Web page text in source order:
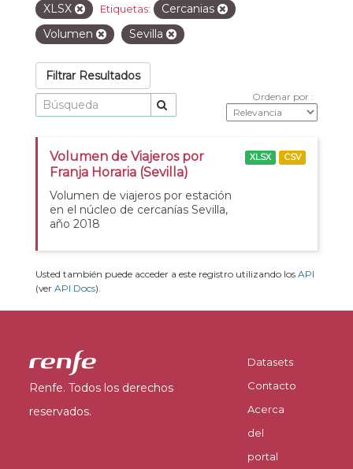
XLSX
Etiquetas:
Cercanias
Volumen
Sevilla
Filtrar Resultados
Ordenar por
Volumen de Viajeros por
Franja Horaria (Sevilla)
Volumen de viajeros por estación
en el núcleo de cercanías Sevilla,
año 2018
XLSX CSV
Usted también puede acceder a este registro utilizando los API
(ver API Docs).
Renfe. Todos los derechos
reservados.
Datasets
Contacto
Acerca
del
portal